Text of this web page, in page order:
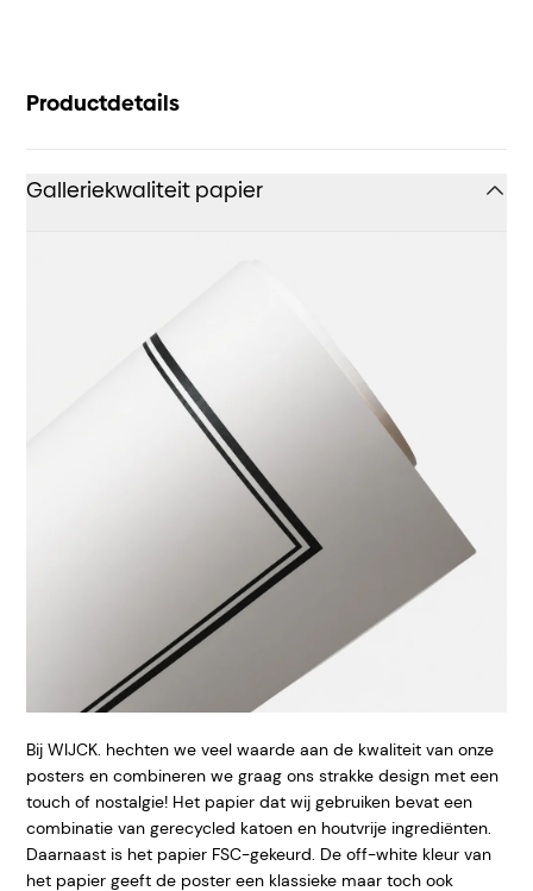
Productdetails
Galleriekwaliteit papier
Bij WIJCK. hechten we veel waarde aan de kwaliteit van onze
posters en combineren we graag ons strakke design met een
touch of nostalgie! Het papier dat wij gebruiken bevat een
combinatie van gerecycled katoen en houtvrije ingrediënten.
Daarnaast is het papier FSC-gekeurd. De off-white kleur van
het papier geeft de poster een klassieke maar toch ook